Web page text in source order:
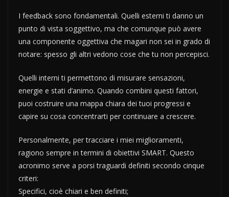
I feedback sono fondamentali. Quelli esterni ti danno un
punto di vista soggettivo, ma che comunque può avere
una componente oggettiva che magari non sei in grado di
notare: spesso gli altri vedono cose che tu non percepisci.
Quelli interni ti permettono di misurare sensazioni,
energie e stati d’animo. Quando combini questi fattori,
puoi costruire una mappa chiara dei tuoi progressi e
capire su cosa concentrarti per continuare a crescere.
Personalmente, per tracciare i miei miglioramenti,
ragiono sempre in termini di obiettivi SMART. Questo
acronimo serve a porsi traguardi definiti secondo cinque
criteri:
Specifici, cioè chiari e ben definiti;